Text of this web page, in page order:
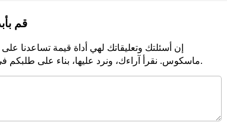
قم
إن أسئلتك وتعليقاتك لهي أداة قيمة تساعدنا
ماسكوس. نقرأ آراءك، ونرد عليها، بناء على طلبكم في أسرع وقت ممكن.